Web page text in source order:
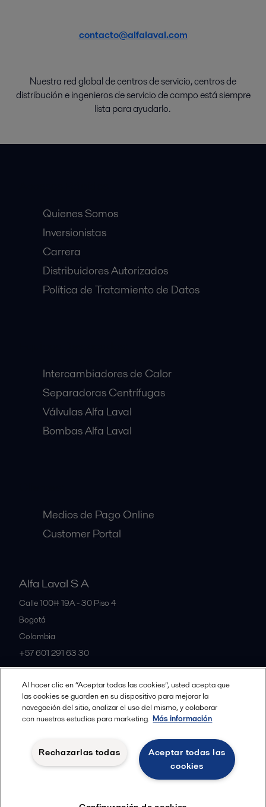
contacto@alfalaval.com
Nuestra red global decentros deservicio,centros de
distribucióneingenieros de servicio de campoestásiempre
lista paraayudarlo.
Quienes Somos
Inversionistas
Carrera
Distribuidores Autorizados
Política de Tratamiento de Datos
Intercambiadores de Calor
Separadoras Centrífugas
Válvulas Alfa Laval
Bombas Alfa Laval
Medios de Pago Online
Customer Portal
Alfa Laval S A
Calle 100# 19A - 30 Piso 4
Bogotá
Colombia
+57 601 291 63 30
All offices and partners
Política de Privacidad Alfa Laval
Política de Cookies
Condiciones y terminos legales
Al hacer clic en “Aceptar todas las cookies”, usted acepta que
las cookies se guarden en su dispositivo para mejorar la
navegación del sitio, analizar el uso del mismo, y colaborar
con nuestros estudios para marketing. Más información
Aceptar todas las
cookies
Rechazarlas todas